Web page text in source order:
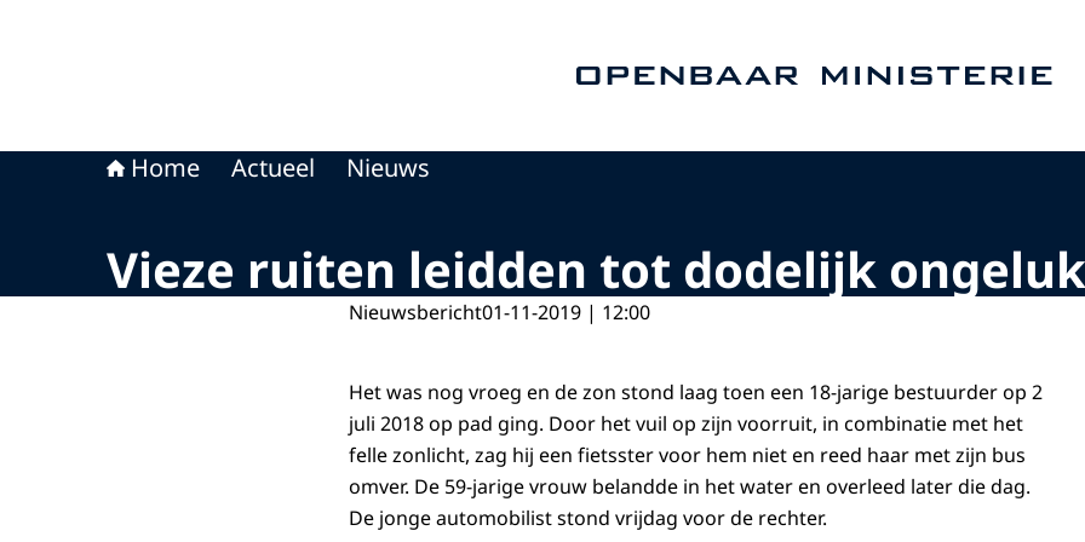
Home Actueel Nieuws
Vieze ruiten leidden tot dodelijk
Nieuwsbericht01-11-2019 | 12:00
Het was nog vroeg en de zon stond laag toen een 18-jarige bestuurder op 2
juli 2018 op pad ging. Door het vuil op zijn voorruit, in combinatie met het
felle zonlicht, zag hij een fietsster voor hem niet en reed haar met zijn bus
omver. De 59-jarige vrouw belandde in het water en overleed later die dag.
De jonge automobilist stond vrijdag voor de rechter.